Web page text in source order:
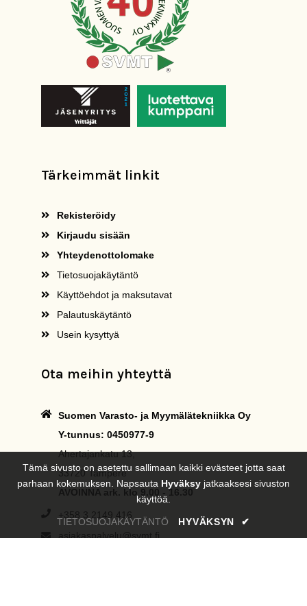
Tärkeimmät linkit
Rekisteröidy
Kirjaudu sisään
Yhteydenottolomake
Tietosuojakäytäntö
Käyttöehdot ja maksutavat
Palautuskäytäntö
Usein kysyttyä
Ota meihin yhteyttä
Suomen Varasto- ja Myymälätekniikka Oy
Y-tunnus: 0450977-9
Ahertajankatu 13,
33720 Tampere
AVOINNA ark. klo 9.00 - 16.30
+358 3 2149 416
asiakaspalvelu@svmt.fi
Tämä sivusto on asetettu sallimaan kaikki evästeet jotta saat
parhaan kokemuksen. Napsauta Hyväksy jatkaaksesi sivuston
käyttöä.
TIETOSUOJAKÄYTÄNTÖ HYVÄKSYN ✔